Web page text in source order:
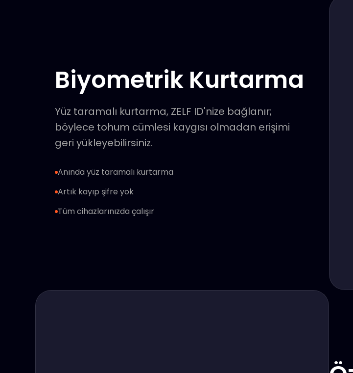
Biyometrik Kurtarma
Yüz taramalı kurtarma, ZELF ID'nize bağlanır;
böylece tohum cümlesi kaygısı olmadan erişimi
geri yükleyebilirsiniz.
Anında yüz taramalı kurtarma
Artık kayıp şifre yok
Tüm cihazlarınızda çalışır